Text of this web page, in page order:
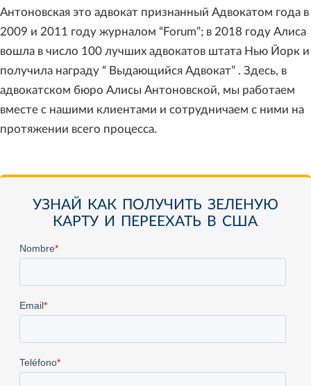
Антоновская это адвокат признанный Адвокатом года в
2009 и 2011 году журналом “Forum”; в 2018 году Алиса
вошла в число 100 лучших адвокатов штата Нью Йорк и
получила награду “ Выдающийся Адвокат” . Здесь, в
адвокатском бюро Алисы Антоновской, мы работаем
вместе с нашими клиентами и сотрудничаем с ними на
протяжении всего процесса.
УЗНАЙ КАК ПОЛУЧИТЬ ЗЕЛЕНУЮ
КАРТУ И ПЕРЕЕХАТЬ В США.